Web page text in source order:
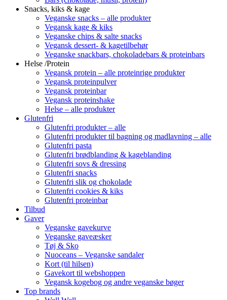
Snacks, kiks & kage
Veganske snacks – alle produkter
Vegansk kage & kiks
Veganske chips & salte snacks
Vegansk dessert- & kagetilbehør
Veganske snackbars, chokoladebars & proteinbars
Helse /Protein
Vegansk protein – alle proteinrige produkter
Vegansk proteinpulver
Vegansk proteinbar
Vegansk proteinshake
Helse – alle produkter
Glutenfri
Glutenfri produkter – alle
Glutenfri produkter til bagning og madlavning – alle
Glutenfri pasta
Glutenfri brødblanding & kageblanding
Glutenfri sovs & dressing
Glutenfri snacks
Glutenfri slik og chokolade
Glutenfri cookies & kiks
Glutenfri proteinbar
Tilbud
Gaver
Veganske gavekurve
Veganske gaveæsker
Tøj & Sko
Nuoceans – Veganske sandaler
Kort (til hilsen)
Gavekort til webshoppen
Vegansk kogebog og andre veganske bøger
Top brands